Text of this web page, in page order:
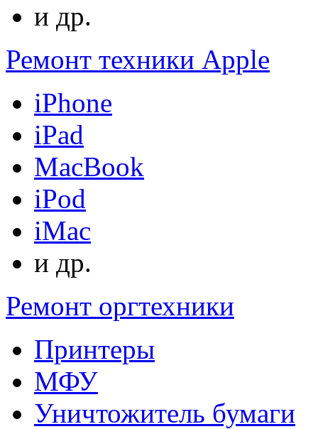
и др.
Ремонт техники Apple
iPhone
iPad
MacBook
iPod
iMac
и др.
Ремонт оргтехники
Принтеры
МФУ
Уничтожитель бумаги